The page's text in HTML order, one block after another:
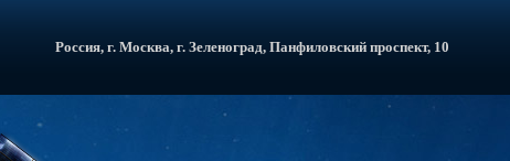
Россия, г. Москва, г. Зеленоград, Панфиловский проспект, 10